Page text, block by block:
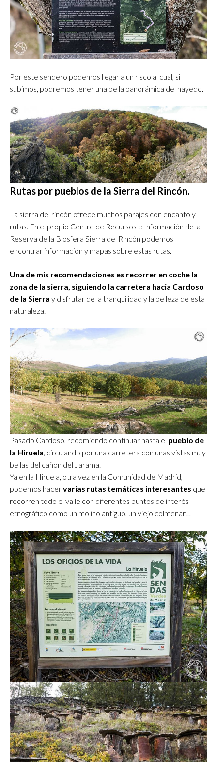
Por este sendero podemos llegar a un risco al cual, si
subimos, podremos tener una bella panorámica del hayedo.
Rutas por pueblos de la Sierra del Rincón.
La sierra del rincón ofrece muchos parajes con encanto y
rutas. En el propio Centro de Recursos e Información de la
Reserva de la Biosfera Sierra del Rincón podemos
encontrar información y mapas sobre estas rutas.
Una de mis recomendaciones es recorrer en coche la
zona de la sierra, siguiendo la carretera hacia Cardoso
de la Sierra y disfrutar de la tranquilidad y la belleza de esta
naturaleza.
Pasado Cardoso, recomiendo continuar hasta el pueblo de
la Hiruela , circulando por una carretera con unas vistas muy
bellas del cañon del Jarama.
Ya en la Hiruela, otra vez en la Comunidad de Madrid,
podemos hacervarias rutas temáticas interesantes que
recorren todo el valle con diferentes puntos de interés
etnográfico como un molino antiguo, un viejo colmenar…